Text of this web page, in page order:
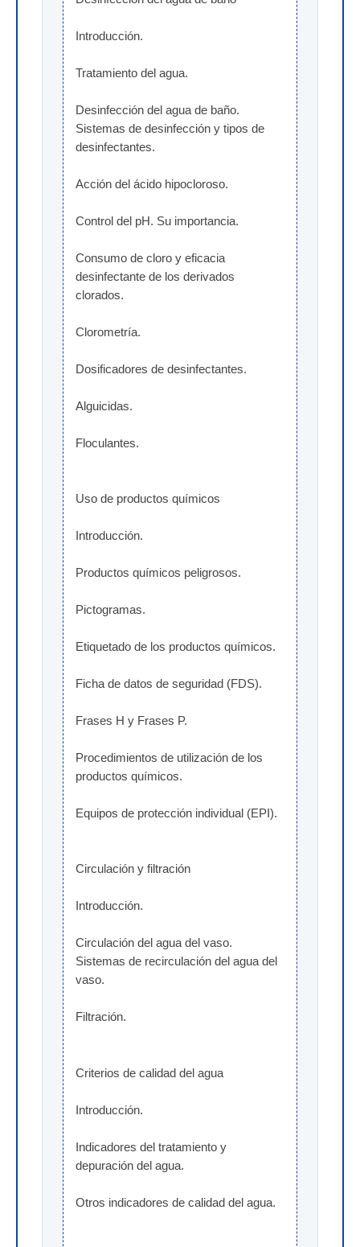
Introducción.
Tratamiento del agua.
Desinfección del agua de baño.
Sistemas de desinfección y tipos de
desinfectantes.
Acción del ácido hipocloroso.
Control del pH. Su importancia.
Consumo de cloro y eficacia
desinfectante de los derivados
clorados.
Clorometría.
Dosificadores de desinfectantes.
Alguicidas.
Floculantes.
Uso de productos químicos
Introducción.
Productos químicos peligrosos.
Pictogramas.
Etiquetado de los productos químicos.
Ficha de datos de seguridad (FDS).
Frases H y Frases P.
Procedimientos de utilización de los
productos químicos.
Equipos de protección individual (EPI).
Circulación y filtración
Introducción.
Circulación del agua del vaso.
Sistemas de recirculación del agua del
vaso.
Filtración.
Criterios de calidad del agua
Introducción.
Indicadores del tratamiento y
depuración del agua.
Otros indicadores de calidad del agua.